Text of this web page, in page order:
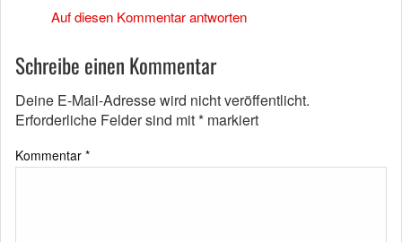
Auf diesen Kommentar antworten
Schreibe einen Kommentar
Deine E-Mail-Adresse wird nicht veröffentlicht.
Erforderliche Felder sind mit* markiert
Kommentar *